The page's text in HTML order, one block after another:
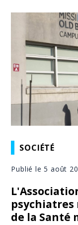
SOCIÉTÉ
Publié le 5 août
de la Santé